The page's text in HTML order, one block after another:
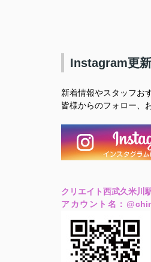
Instagram更
新着情報やスタッフお
皆様からのフォロー、
クリエイト西武久米川
アカウント名： @